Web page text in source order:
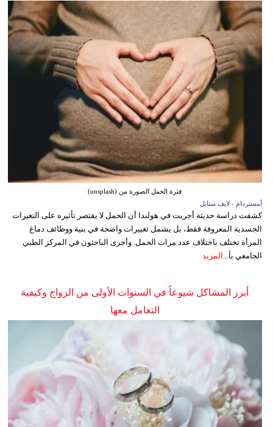
فترة الحمل الصورة من (unsplash)
أمستردام - لايف ستايل
كشفت دراسة حديثة أجريت في هولندا أن الحمل لا يقتصر تأثيره على التغيرات
الجسدية المعروفة فقط، بل يشمل تغييرات واضحة في بنية ووظائف دماغ
المرأة تختلف باختلاف عدد مرات الحمل. وأجرى الباحثون في المركز الطبي
الجامعي بأ... المزيد
أبرز المشاكل شيوعاً في السنوات الأولى من الزواج وكيفية
التعامل معها